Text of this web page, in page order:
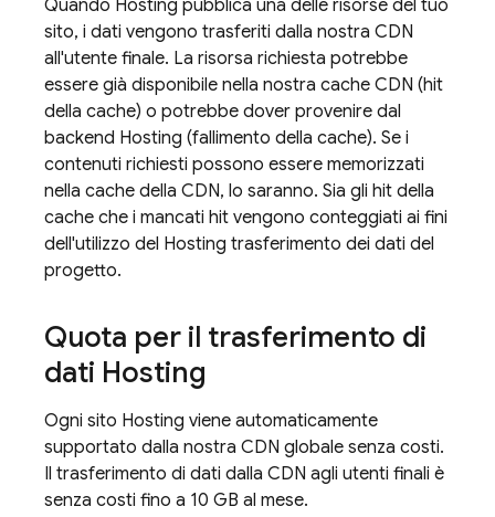
Quando Hosting pubblica una delle risorse del tuo
sito, i dati vengono trasferiti dalla nostra CDN
all'utente finale. La risorsa richiesta potrebbe
essere già disponibile nella nostra cache CDN (hit
della cache) o potrebbe dover provenire dal
backend Hosting (fallimento della cache). Se i
contenuti richiesti possono essere memorizzati
nella cache della CDN, lo saranno. Sia gli hit della
cache che i mancati hit vengono conteggiati ai fini
dell'utilizzo del Hosting trasferimento dei dati del
progetto.
Quota per il trasferimento di
dati Hosting
Ogni sito Hosting viene automaticamente
supportato dalla nostra CDN globale senza costi.
Il trasferimento di dati dalla CDN agli utenti finali è
senza costi fino a 10 GB al mese.